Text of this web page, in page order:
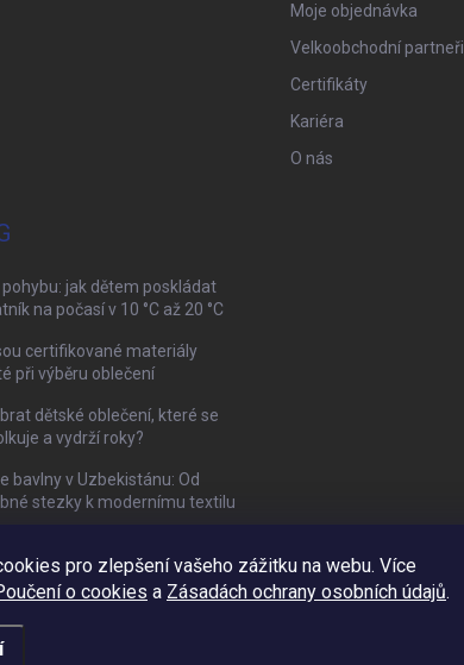
pro zlepšení vašeho zážitku na webu. Více
o cookies a Zásadách ochrany osobních údajů.
Moje objednávka
Velkoobchodní partneři
Certifikáty
Kariéra
O nás
jak dětem poskládat
na počasí v 10 °C až 20 °C
certifikované materiály
při výběru oblečení
dětské oblečení, které se
a vydrží roky?
bavlny v Uzbekistánu: Od
stezky k modernímu textilu
Mamazone | Allegro.cz | Řešení sporů on-line
nastavení cookies